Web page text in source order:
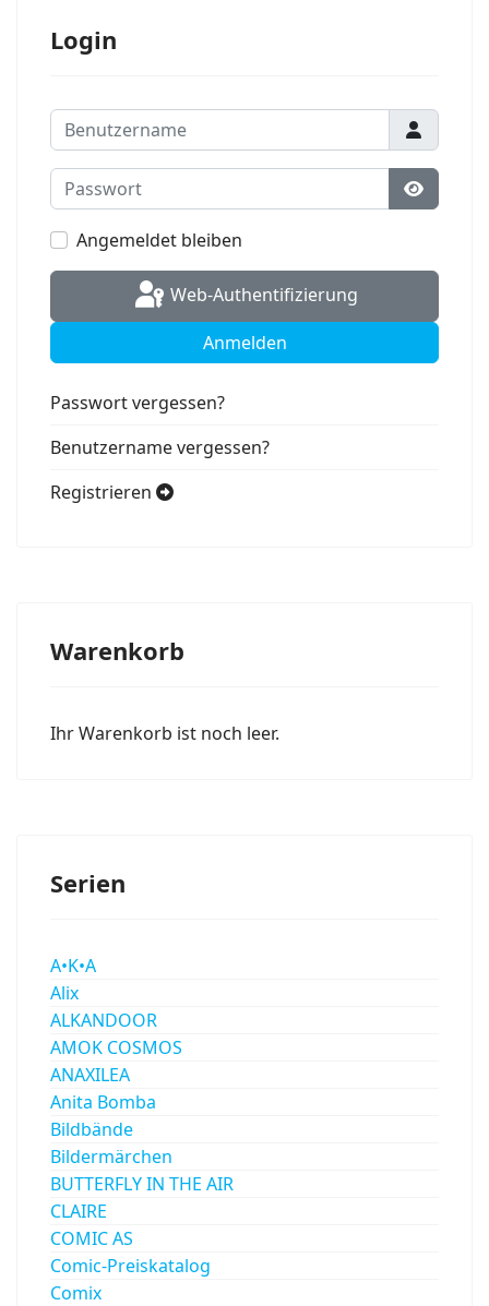
Login
Benutzername
Passwort
Angemeldet bleiben
Web-Authentifizierung
Anmelden
Passwort vergessen?
Benutzername vergessen?
Registrieren
Warenkorb
Ihr Warenkorb ist noch leer.
Serien
A•K•A
Alix
ALKANDOOR
AMOK COSMOS
ANAXILEA
Anita Bomba
Bildbände
Bildermärchen
BUTTERFLY IN THE AIR
CLAIRE
COMIC AS
Comic-Preiskatalog
Comix